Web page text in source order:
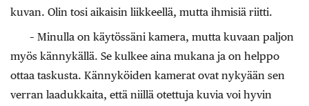
kuvan. Olin tosi aikaisin liikkeellä, mutta ihmisiä riitti.
– Minulla on käytössäni kamera, mutta kuvaan paljon
myös kännykällä. Se kulkee aina mukana ja on helppo
ottaa taskusta. Kännyköiden kamerat ovat nykyään sen
verran laadukkaita, että niillä otettuja kuvia voi hyvin